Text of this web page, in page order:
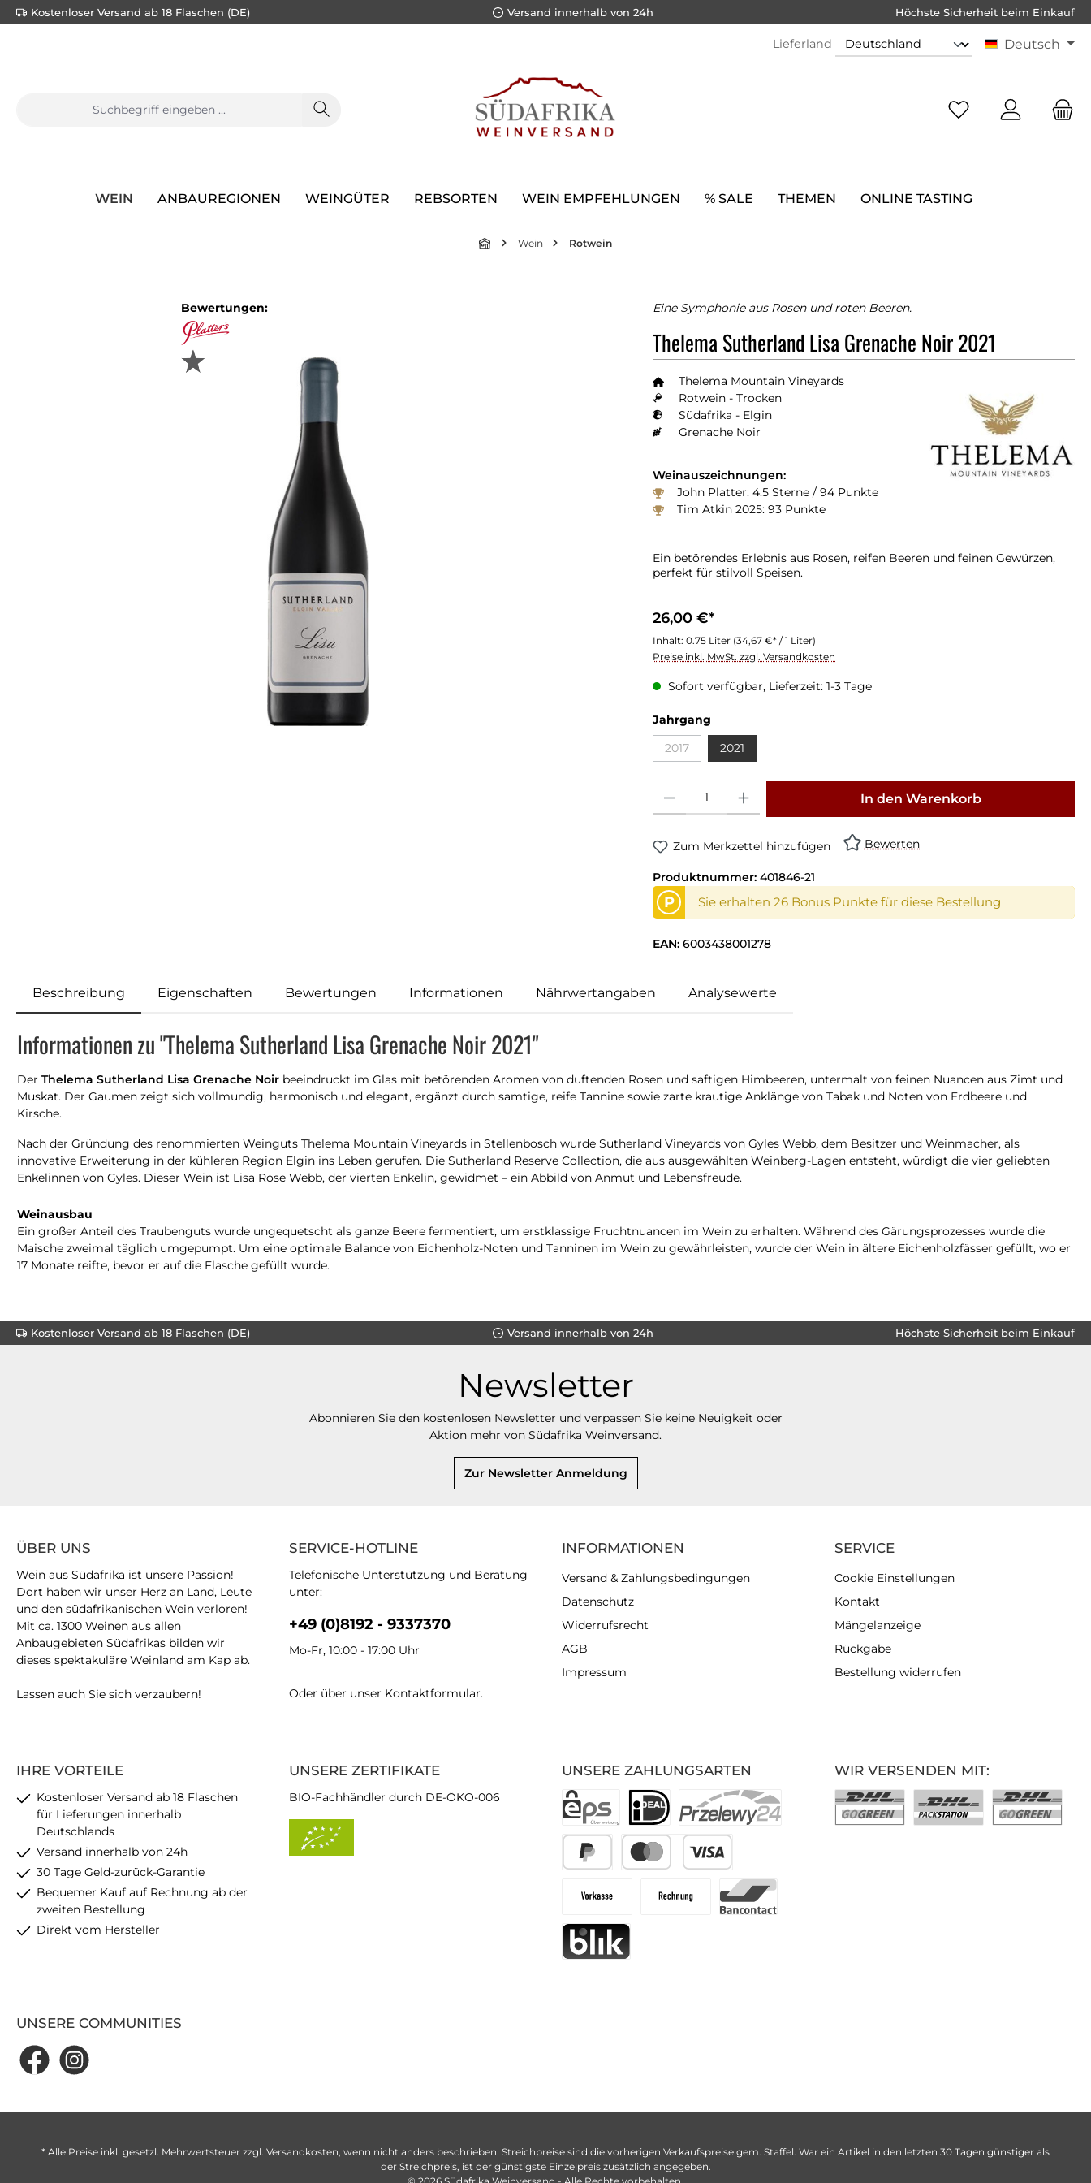
Zur Hauptnavigation springen
Kostenloser Versand ab 18 Flaschen (DE) Versand innerhalb von 24h Höchste Sicherheit beim Einkauf
Lieferland Deutsch
WEIN ANBAUREGIONEN WEINGÜTER REBSORTEN WEIN EMPFEHLUNGEN % SALE THEMEN ONLINE TASTING
Wein Rotwein
Bewertungen: Eine Symphonie aus Rosen und roten Beeren.
Thelema Sutherland Lisa Grenache Noir 2021
Thelema Mountain Vineyards
Rotwein - Trocken
Südafrika - Elgin
Grenache Noir
Weinauszeichnungen:
John Platter: 4.5 Sterne / 94 Punkte
Tim Atkin 2025: 93 Punkte
Ein betörendes Erlebnis aus Rosen, reifen Beeren und feinen Gewürzen,
perfekt für stilvoll Speisen.
26,00 €*
Inhalt: 0.75 Liter (34,67 €* / 1 Liter)
Preise inkl. MwSt. zzgl. Versandkosten
Sofort verfügbar, Lieferzeit: 1-3 Tage
Jahrgang
2017(Diese Option ist zurzeit nicht verfügbar.)
2021
In den Warenkorb
Zum Merkzettel hinzufügen Bewerten
Produktnummer: 401846-21
P Sie erhalten 26 Bonus Punkte für diese Bestellung
EAN: 6003438001278
Beschreibung Eigenschaften Bewertungen Informationen Nährwertangaben Analysewerte
Informationen zu "Thelema Sutherland Lisa Grenache Noir 2021"
Der Thelema Sutherland Lisa Grenache Noir beeindruckt im Glas mit betörenden Aromen von duftenden Rosen und saftigen Himbeeren, untermalt von feinen Nuancen aus Zimt und
Muskat. Der Gaumen zeigt sich vollmundig, harmonisch und elegant, ergänzt durch samtige, reife Tannine sowie zarte krautige Anklänge von Tabak und Noten von Erdbeere und
Kirsche.
Nach der Gründung des renommierten Weinguts Thelema Mountain Vineyards in Stellenbosch wurde Sutherland Vineyards von Gyles Webb, dem Besitzer und Weinmacher, als
innovative Erweiterung in der kühleren Region Elgin ins Leben gerufen. Die Sutherland Reserve Collection, die aus ausgewählten Weinberg-Lagen entsteht, würdigt die vier geliebten
Enkelinnen von Gyles. Dieser Wein ist Lisa Rose Webb, der vierten Enkelin, gewidmet – ein Abbild von Anmut und Lebensfreude.
Weinausbau
Ein großer Anteil des Traubenguts wurde ungequetscht als ganze Beere fermentiert, um erstklassige Fruchtnuancen im Wein zu erhalten. Während des Gärungsprozesses wurde die
Maische zweimal täglich umgepumpt. Um eine optimale Balance von Eichenholz-Noten und Tanninen im Wein zu gewährleisten, wurde der Wein in ältere Eichenholzfässer gefüllt, wo er
17 Monate reifte, bevor er auf die Flasche gefüllt wurde.
Kostenloser Versand ab 18 Flaschen (DE) Versand innerhalb von 24h Höchste Sicherheit beim Einkauf
Newsletter
Abonnieren Sie den kostenlosen Newsletter und verpassen Sie keine Neuigkeit oder
Aktion mehr von Südafrika Weinversand.
Zur Newsletter Anmeldung
SERVICE-HOTLINE
Telefonische Unterstützung und Beratung
unter:
+49 (0)8192 - 9337370
Mo-Fr, 10:00 - 17:00 Uhr
Oder über unser Kontaktformular.
IHRE VORTEILE
Kostenloser Versand ab 18 Flaschen
für Lieferungen innerhalb
Deutschlands
Versand innerhalb von 24h
30 Tage Geld-zurück-Garantie
Bequemer Kauf auf Rechnung ab der
zweiten Bestellung
Direkt vom Hersteller
UNSERE ZAHLUNGSARTEN
ÜBER UNS
Wein aus Südafrika ist unsere Passion!
Dort haben wir unser Herz an Land, Leute
und den südafrikanischen Wein verloren!
Mit ca. 1300 Weinen aus allen
Anbaugebieten Südafrikas bilden wir
dieses spektakuläre Weinland am Kap ab.
Lassen auch Sie sich verzaubern!
UNSERE ZERTIFIKATE
BIO-Fachhändler durch DE-ÖKO-006
INFORMATIONEN
Versand & Zahlungsbedingungen
Datenschutz
Widerrufsrecht
AGB
Impressum
SERVICE
Cookie Einstellungen
Kontakt
Mängelanzeige
Rückgabe
Bestellung widerrufen
UNSERE COMMUNITIES
WIR VERSENDEN MIT:
* Alle Preise inkl. gesetzl. Mehrwertsteuer zzgl. Versandkosten, wenn nicht anders beschrieben. Streichpreise sind die vorherigen Verkaufspreise gem. Staffel. War ein Artikel in den letzten 30 Tagen günstiger als
der Streichpreis, ist der günstigste Einzelpreis zusätzlich angegeben.